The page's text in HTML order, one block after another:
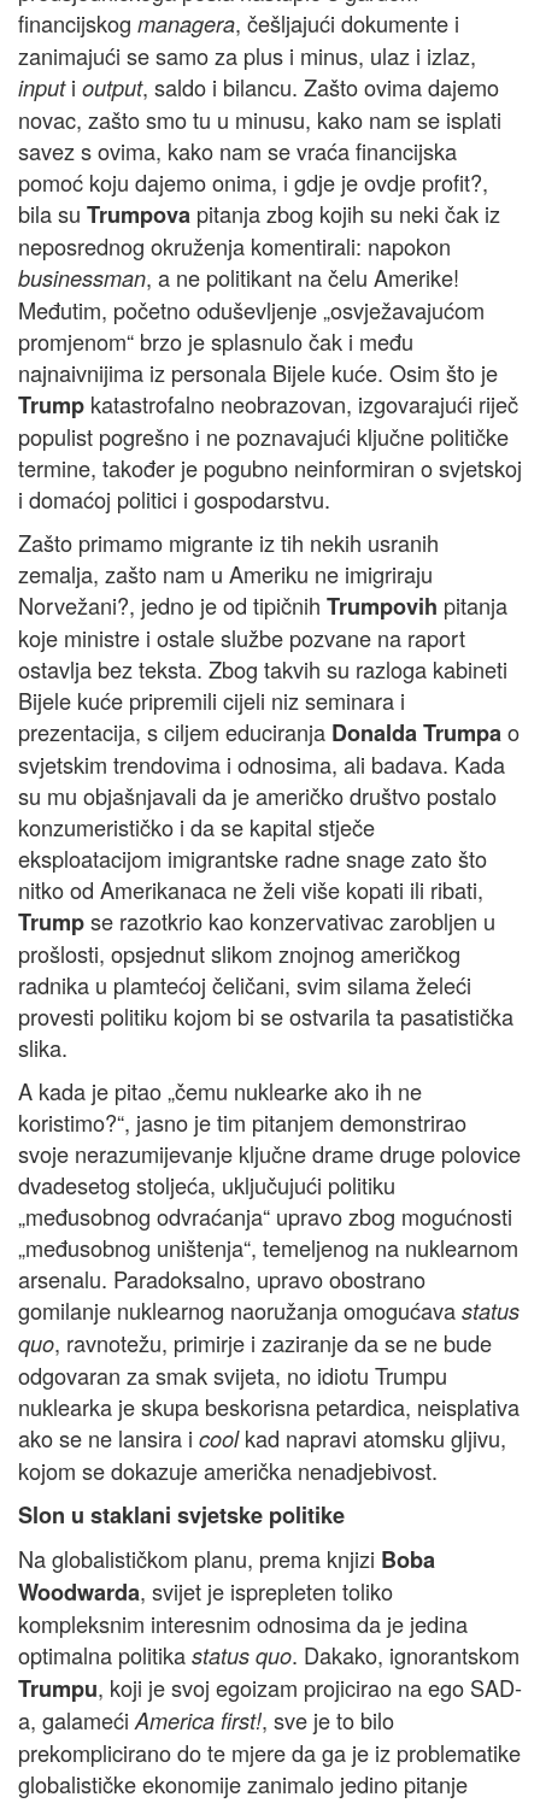
financijskog managera, češljajući dokumente i
zanimajući se samo za plus i minus, ulaz i izlaz,
inputi output, saldo i bilancu. Zašto ovima dajemo
novac, zašto smo tu u minusu, kako nam se isplati
savez s ovima, kako nam se vraća financijska
pomoć koju dajemo onima, i gdje je ovdje profit?,
bila su Trumpova pitanja zbog kojih su neki čak iz
neposrednog okruženja komentirali: napokon
businessman, a ne politikant na čelu Amerike!
Međutim, početno oduševljenje „osvježavajućom
promjenom“ brzo je splasnulo čak i među
najnaivnijima iz personala Bijele kuće. Osim što je
Trump katastrofalno neobrazovan, izgovarajući riječ
populist pogrešno i ne poznavajući ključne političke
termine, također je pogubno neinformiran o svjetskoj
i domaćoj politici i gospodarstvu.
Zašto primamo migrante iz tih nekih usranih
zemalja, zašto nam u Ameriku ne imigriraju
Norvežani?, jedno je od tipičnih Trumpovih pitanja
koje ministre i ostale službe pozvane na raport
ostavlja bez teksta. Zbog takvih su razloga kabineti
Bijele kuće pripremili cijeli niz seminara i
prezentacija, s ciljem educiranja Donalda Trumpao
svjetskim trendovima i odnosima, ali badava. Kada
su mu objašnjavali da je američko društvo postalo
konzumerističko i da se kapital stječe
eksploatacijom imigrantske radne snage zato što
nitko od Amerikanaca ne želi više kopati ili ribati,
Trumpse razotkrio kao konzervativac zarobljen u
prošlosti, opsjednut slikom znojnog američkog
radnika u plamtećoj čeličani, svim silama želeći
provesti politiku kojom bi se ostvarila ta pasatistička
slika.
A kada je pitao „čemu nuklearke ako ih ne
koristimo?“, jasno je tim pitanjem demonstrirao
svoje nerazumijevanje ključne drame druge polovice
dvadesetog stoljeća, uključujući politiku
„međusobnog odvraćanja“ upravo zbog mogućnosti
„međusobnog uništenja“, temeljenog na nuklearnom
arsenalu. Paradoksalno, upravo obostrano
gomilanje nuklearnog naoružanja omogućava status
quo, ravnotežu, primirje i zaziranje da se ne bude
odgovaran za smak svijeta, no idiotu Trumpu
nuklearka je skupa beskorisna petardica, neisplativa
ako se ne lansira i cool kad napravi atomsku gljivu,
kojom se dokazuje američka nenadjebivost.
Slon u staklani svjetske politike
Na globalističkom planu, prema knjizi Boba
Woodwarda, svijet je isprepleten toliko
kompleksnim interesnim odnosima da je jedina
optimalna politika status quo. Dakako, ignorantskom
Trumpu, koji je svoj egoizam projicirao na ego SAD-
a, galameći America first!, sve je to bilo
prekomplicirano do te mjere da ga je iz problematike
globalističke ekonomije zanimalo jedino pitanje